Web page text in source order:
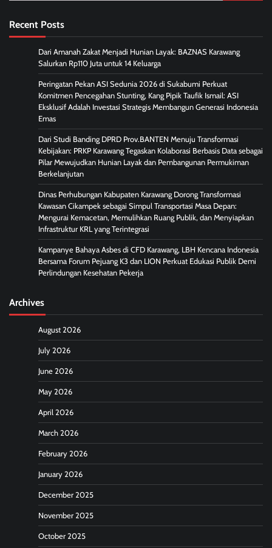
Recent Posts
Dari Amanah Zakat Menjadi Hunian Layak: BAZNAS Karawang
Salurkan Rp110 Juta untuk 14 Keluarga
Peringatan Pekan ASI Sedunia 2026 di Sukabumi Perkuat
Komitmen Pencegahan Stunting, Kang Pipik Taufik Ismail: ASI
Eksklusif Adalah Investasi Strategis Membangun Generasi Indonesia
Emas
Dari Studi Banding DPRD Prov.BANTEN Menuju Transformasi
Kebijakan: PRKP Karawang Tegaskan Kolaborasi Berbasis Data sebagai
Pilar Mewujudkan Hunian Layak dan Pembangunan Permukiman
Berkelanjutan
Dinas Perhubungan Kabupaten Karawang Dorong Transformasi
Kawasan Cikampek sebagai Simpul Transportasi Masa Depan:
Mengurai Kemacetan, Memulihkan Ruang Publik, dan Menyiapkan
Infrastruktur KRL yang Terintegrasi
Kampanye Bahaya Asbes di CFD Karawang, LBH Kencana Indonesia
Bersama Forum Pejuang K3 dan LION Perkuat Edukasi Publik Demi
Perlindungan Kesehatan Pekerja
Archives
August 2026
July 2026
June 2026
May 2026
April 2026
March 2026
February 2026
January 2026
December 2025
November 2025
October 2025